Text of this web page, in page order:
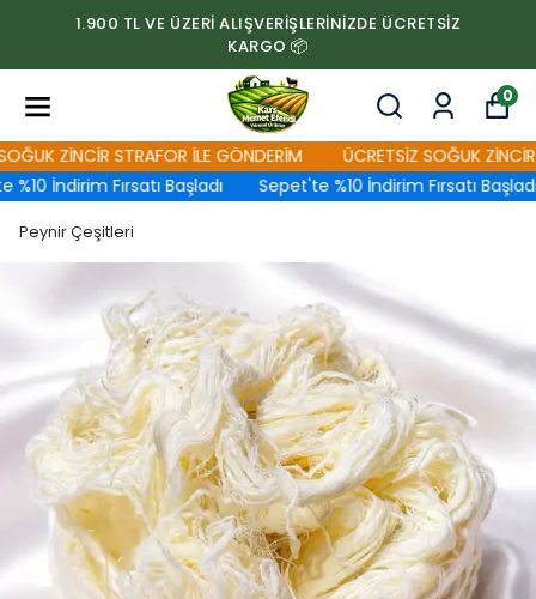
1.900 TL VE ÜZERİ ALIŞVERİŞLERİNİZDE ÜCRETSİZ
KARGO 📦
0
ZİNCİR STRAFOR İLE GÖNDERİM
ÜCRETSİZ SOĞUK ZİNCİR
İndirim Fırsatı Başladı
Sepet'te %10 İndirim Fırsatı Başladı
Peynir Çeşitleri